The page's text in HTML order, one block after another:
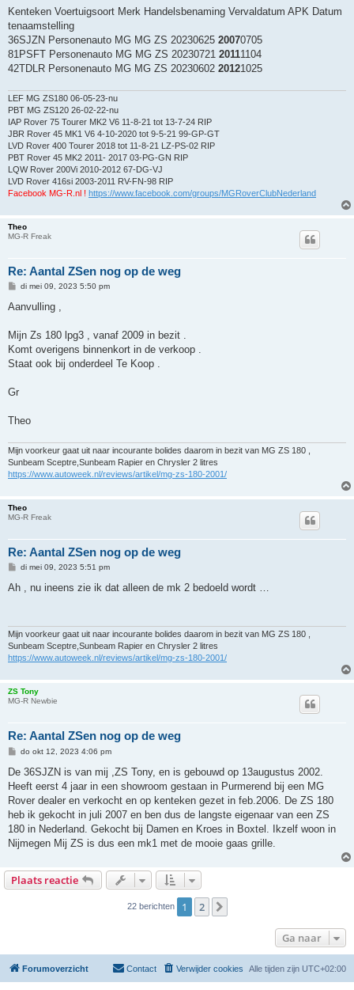
Kenteken Voertuigsoort Merk Handelsbenaming Vervaldatum APK Datum
tenaamstelling
36SJZN Personenauto MG MG ZS 20230625 20070705
81PSFT Personenauto MG MG ZS 20230721 20111104
42TDLR Personenauto MG MG ZS 20230602 20121025
LEF MG ZS180 06-05-23-nu
PBT MG ZS120 26-02-22-nu
IAP Rover 75 Tourer MK2 V6 11-8-21 tot 13-7-24 RIP
JBR Rover 45 MK1 V6 4-10-2020 tot 9-5-21 99-GP-GT
LVD Rover 400 Tourer 2018 tot 11-8-21 LZ-PS-02 RIP
PBT Rover 45 MK2 2011- 2017 03-PG-GN RIP
LQW Rover 200Vi 2010-2012 67-DG-VJ
LVD Rover 416si 2003-2011 RV-FN-98 RIP
Facebook MG-R.nl ! https://www.facebook.com/groups/MGRoverClubNederland
Theo
MG-R Freak
Re: Aantal ZSen nog op de weg
B
r
h
t
di mei 09, 2023 5:50 pm
Aanvulling ,
Mijn Zs 180 lpg3 , vanaf 2009 in bezit .
Komt overigens binnenkort in de verkoop .
Staat ook bij onderdeel Te Koop .
Gr
Theo
Mijn voorkeur gaat uit naar incourante bolides daarom in bezit van MG ZS 180 ,
Sunbeam Sceptre,Sunbeam Rapier en Chrysler 2 litres
https://www.autoweek.nl/reviews/artikel/mg-zs-180-2001/
Theo
MG-R Freak
Re: Aantal ZSen nog op de weg
B
r
di mei 09, 2023 5:51 pm
Ah , nu ineens zie ik dat alleen de mk 2 bedoeld wordt …
Mijn voorkeur gaat uit naar incourante bolides daarom in bezit van MG ZS 180 ,
Sunbeam Sceptre,Sunbeam Rapier en Chrysler 2 litres
https://www.autoweek.nl/reviews/artikel/mg-zs-180-2001/
ZS Tony
MG-R Newbie
Re: Aantal ZSen nog op de weg
B
r
c
h
do okt 12, 2023 4:06 pm
De 36SJZN is van mij ,ZS Tony, en is gebouwd op 13augustus 2002.
Heeft eerst 4 jaar in een showroom gestaan in Purmerend bij een MG
Rover dealer en verkocht en op kenteken gezet in feb.2006. De ZS 180
heb ik gekocht in juli 2007 en ben dus de langste eigenaar van een ZS
180 in Nederland. Gekocht bij Damen en Kroes in Boxtel. Ikzelf woon in
Nijmegen Mij ZS is dus een mk1 met de mooie gaas grille.
Plaats reactie
22 berichten 1 2
Ga naar
Forumoverzicht Alle tijden zijn UTC+02:00
Verwijder cookies
Contact